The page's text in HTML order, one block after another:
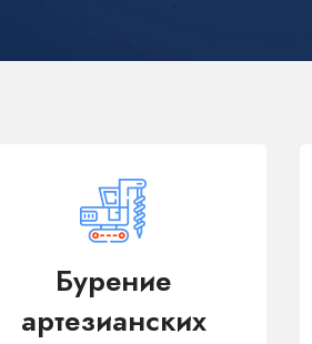
Бурение
артезианских